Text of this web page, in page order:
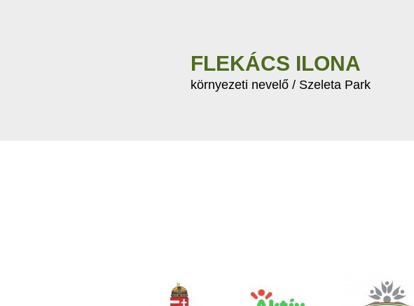
FLEKÁCS ILONA
környezeti nevelő / Szeleta Park